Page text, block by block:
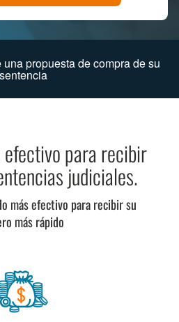
una propuesta de compra de su
sentencia
efectivo para recibir
judiciales.
más efectivo para recibir su
más rápido